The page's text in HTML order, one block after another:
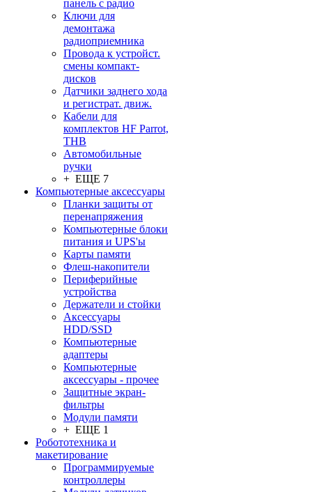
панель с радио
Ключи для
демонтажа
радиоприемника
Провода к устройст.
смены компакт-
дисков
Датчики заднего хода
и регистрат. движ.
Кабели для
комплектов HF Parrot,
THB
Автомобильные
ручки
+ ЕЩЕ 7
Компьютерные аксессуары
Планки защиты от
перенапряжения
Компьютерные блоки
питания и UPS'ы
Карты памяти
Флеш-накопители
Периферийные
устройства
Держатели и стойки
Аксессуары
HDD/SSD
Компьютерные
адаптеры
Компьютерные
аксессуары - прочее
Защитные экран-
фильтры
Модули памяти
+ ЕЩЕ 1
Робототехника и
макетирование
Программируемые
контроллеры